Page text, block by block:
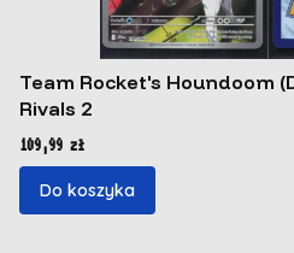
Team Rocket's Houndoom
Rivals 2
Cena
109,99 zł
Do koszyka